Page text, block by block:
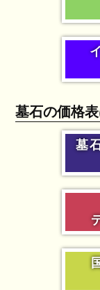
墓石の価格
墓